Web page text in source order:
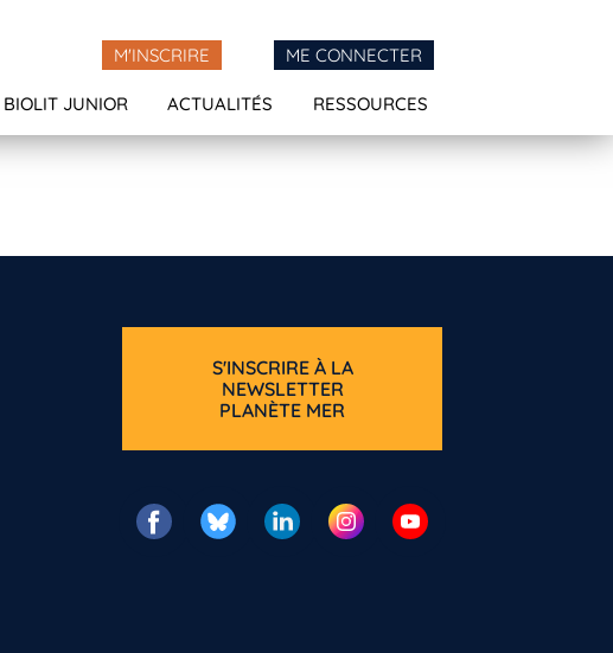
M'INSCRIRE ME CONNECTER
BIOLIT JUNIOR ACTUALITÉS RESSOURCES
S'INSCRIRE À LA
NEWSLETTER
PLANÈTE MER